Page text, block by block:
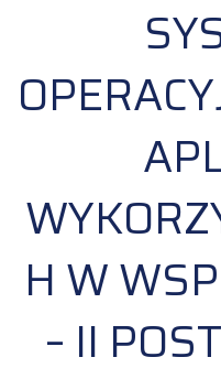
H W
– II